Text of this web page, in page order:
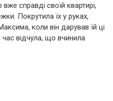
справді своїй квартирі,
Покрутила їх у руках,
коли він дарував їй ці
відчула, що вчинила